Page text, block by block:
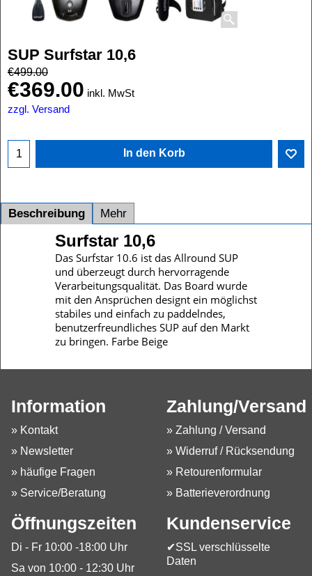
SUP Surfstar 10,6
€499.00
€369.00 inkl. MwSt
zzgl. Versand
In den Korb
Beschreibung Mehr
Surfstar 10,6
Das Surfstar 10.6 ist das Allround SUP
und überzeugt durch hervorragende
Verarbeitungsqualität. Das Board wurde
mit den Ansprüchen designt ein möglichst
stabiles und einfach zu paddelndes,
benutzerfreundliches SUP auf den Markt
zu bringen. Farbe Beige
Information
» Kontakt
» Newsletter
» häufige Fragen
» Service/Beratung
Zahlung/Versand
» Zahlung / Versand
» Widerruf / Rücksendung
» Retourenformular
» Batterieverordnung
Öffnungszeiten
Di - Fr 10:00 -18:00 Uhr
Sa von 10:00 - 12:30 Uhr
Kundenservice
✔SSL verschlüsselte
Daten